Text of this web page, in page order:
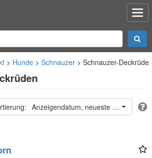
Hunde Schnauzer Schnauzer-
Anzeigendatum, neueste oben